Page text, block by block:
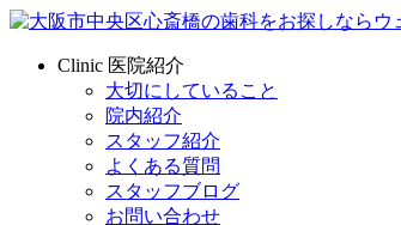
Clinic 医院紹介
大切にしていること
院内紹介
スタッフ紹介
よくある質問
スタッフブログ
お問い合わせ